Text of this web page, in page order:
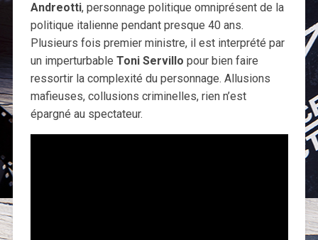
Andreotti, personnage politique omniprésent de la
politique italienne pendant presque 40 ans.
Plusieurs fois premier ministre, il est interprété par
un imperturbable Toni Servillo pour bien faire
ressortir la complexité du personnage. Allusions
mafieuses, collusions criminelles, rien n’est
épargné au spectateur.